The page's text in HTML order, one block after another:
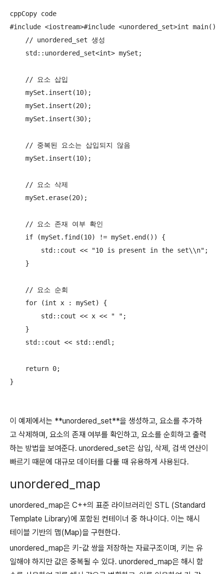
cppCopy code
#include <iostream>#include <unordered_set>int
    // unordered_set 생성
    std::unordered_set<int> mySet;
    // 요소 삽입
    mySet.insert(10);
    mySet.insert(20);
    mySet.insert(30);
    // 중복된 요소는 삽입되지 않음
    mySet.insert(10);
    // 요소 삭제
    mySet.erase(20);
    // 요소 존재 여부 확인
    if (mySet.find(10) != mySet.end()) {
        std::cout << "10 is present in the set\\n";
    }
    // 요소 순회
    for (int x : mySet) {
        std::cout << x << " ";
    }
    std::cout << std::endl;
    return 0;
}
이 예제에서는 **unordered_set**을 생성하고, 요소를 추가하
고 삭제하며, 요소의 존재 여부를 확인하고, 요소를 순회하고 출력
하는 방법을 보여준다. unordered_set은 삽입, 삭제, 검색 연산이
빠르기 때문에 대규모 데이터를 다룰 때 유용하게 사용된다.
unordered_map
unordered_map은 C++의 표준 라이브러리인 STL (Standard
Template Library)에 포함된 컨테이너 중 하나이다. 이는 해시
테이블 기반의 맵(Map)을 구현한다.
unordered_map은 키-값 쌍을 저장하는 자료구조이며, 키는 유
일해야 하지만 값은 중복될 수 있다. unordered_map은 해시 함